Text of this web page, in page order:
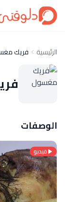
الرئيسية فريك
الوصفات
فيديو